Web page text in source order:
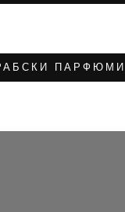
ПАРФЮМИ